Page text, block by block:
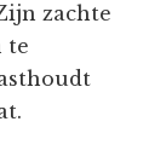
zachte
te